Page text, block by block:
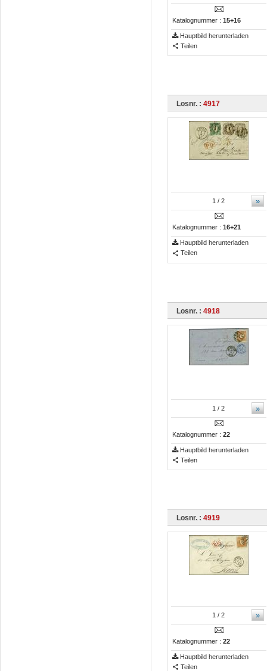
Katalognummer : 15+16
Hauptbild herunterladen
Teilen
Losnr. : 4917
»
1 / 2
Katalognummer : 16+21
Hauptbild herunterladen
Teilen
Losnr. : 4918
»
1 / 2
Katalognummer : 22
Hauptbild herunterladen
Teilen
Losnr. : 4919
»
1 / 2
Katalognummer : 22
Hauptbild herunterladen
Teilen